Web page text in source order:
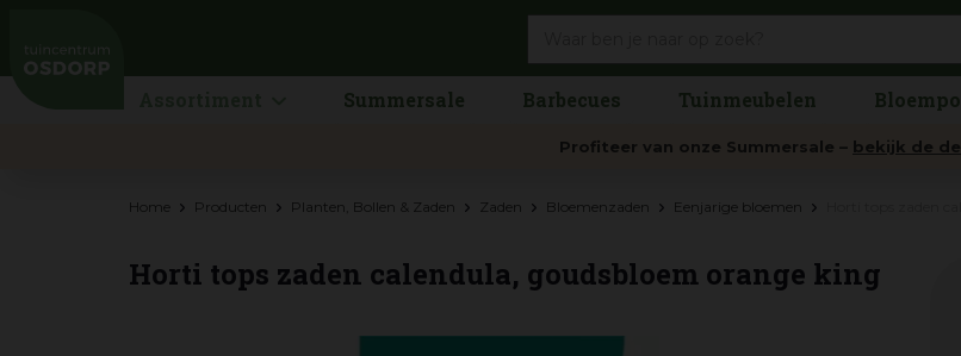
Home Producten Planten, Bollen & Zaden Zaden Bloemenzaden Eenjarige bloemen
Summersale Barbecues Tuinmeubelen
Profiteer van onze Summersale – bekijk de
Horti tops zaden calendula, goudsbloem orange king